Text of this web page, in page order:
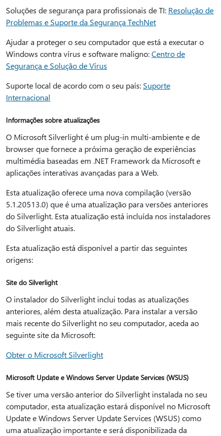
Soluções de segurança para profissionais de TI: Resolução de
Problemas e Suporte da Segurança TechNet
Ajudar a proteger o seu computador que está a executar o
Windows contra vírus e software maligno:Centro de
Segurança e Solução de Vírus
Suporte local de acordo com o seu país: Suporte
Internacional
Informações sobre atualizações
O Microsoft Silverlight é um plug-in multi-ambiente e de
browser que fornece a próxima geração de experiências
multimédia baseadas em .NET Framework da Microsoft e
aplicações interativas avançadas para a Web.
Esta atualização oferece uma nova compilação (versão
5.1.20513.0) que é uma atualização para versões anteriores
do Silverlight. Esta atualização está incluída nos instaladores
do Silverlight atuais.
Esta atualização está disponível a partir das seguintes
origens:
Site do Silverlight
O instalador do Silverlight inclui todas as atualizações
anteriores, além desta atualização. Para instalar a versão
mais recente do Silverlight no seu computador, aceda ao
seguinte site da Microsoft:
Obter o Microsoft Silverlight
Microsoft Update e Windows Server Update Services (WSUS)
Se tiver uma versão anterior do Silverlight instalada no seu
computador, esta atualização estará disponível no Microsoft
Update e Windows Server Update Services (WSUS) como
uma atualização importante e será disponibilizada da